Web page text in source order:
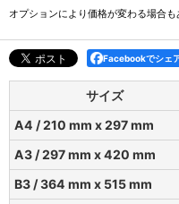
オプションにより価格が変わる場合も
Facebookでシェ
サイズ
A4 / 210 mm x 297 mm
A3 / 297 mm x 420 mm
B3 / 364 mm x 515 mm